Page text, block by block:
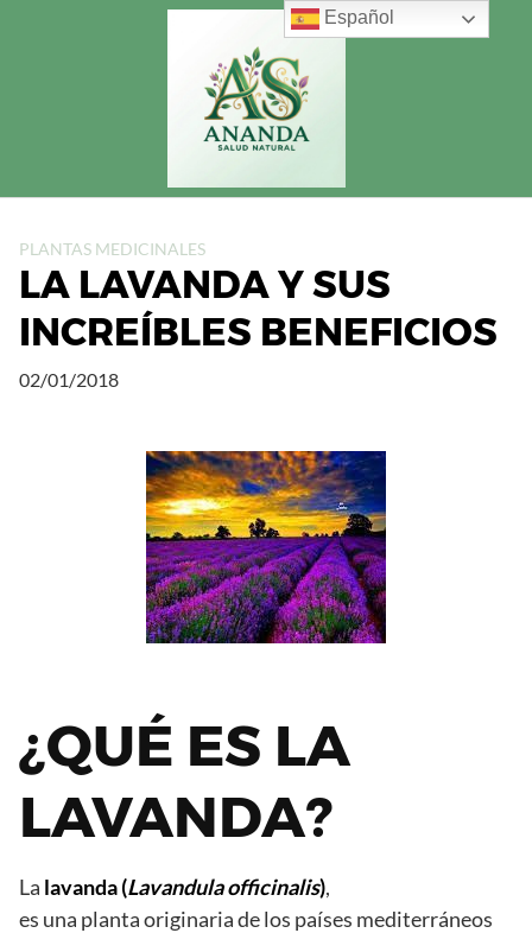
PLANTAS MEDICINALES
LA LAVANDA Y SUS
INCREÍBLES BENEFICIOS
02/01/2018
¿QUÉ ES LA
LAVANDA?
La lavanda(Lavandula officinalis),
es una planta originaria de los países mediterráneos
Español